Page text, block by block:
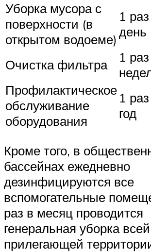
Уборка мусора с
поверхности (в
открытом водоеме)
1
день
Очистка фильтра
1
Профилактическое
обслуживание
оборудования
1
год
Кроме того, в
бассейнах ежедневно
дезинфицируются все
вспомогательные
раз в месяц проводится
генеральная уборка всей
прилегающей